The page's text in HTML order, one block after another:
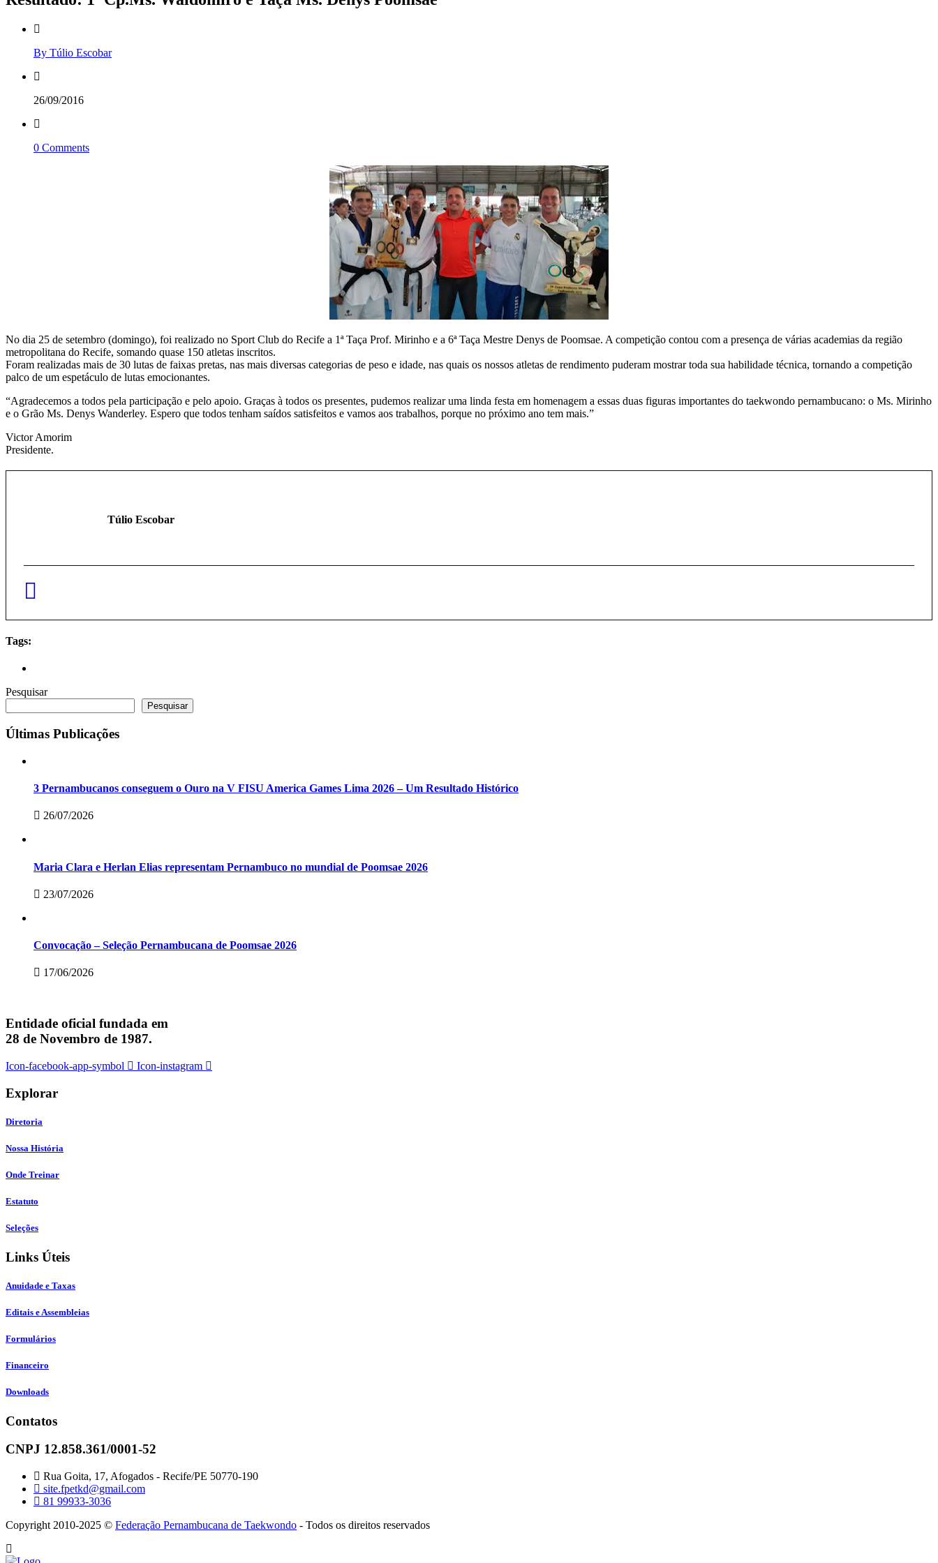
By Túlio Escobar
26/09/2016
0 Comments
No dia 25 de setembro (domingo), foi realizado no Sport Club do Recife a 1ª Taça Prof. Mirinho e a 6ª Taça Mestre Denys de Poomsae. A competição contou com a presença de várias academias da região
metropolitana do Recife, somando quase 150 atletas inscritos.
Foram realizadas mais de 30 lutas de faixas pretas, nas mais diversas categorias de peso e idade, nas quais os nossos atletas de rendimento puderam mostrar toda sua habilidade técnica, tornando a competição
palco de um espetáculo de lutas emocionantes.
“Agradecemos a todos pela participação e pelo apoio. Graças à todos os presentes, pudemos realizar uma linda festa em homenagem a essas duas figuras importantes do taekwondo pernambucano: o Ms. Mirinho
e o Grão Ms. Denys Wanderley. Espero que todos tenham saídos satisfeitos e vamos aos trabalhos, porque no próximo ano tem mais.”
Victor Amorim
Presidente.
Túlio Escobar
Tags:
Pesquisar
Pesquisar
Últimas Publicações
3 Pernambucanos conseguem o Ouro na V FISU America Games Lima 2026 – Um Resultado Histórico
26/07/2026
Maria Clara e Herlan Elias representam Pernambuco no mundial de Poomsae 2026
23/07/2026
Convocação – Seleção Pernambucana de Poomsae 2026
17/06/2026
Entidade oficial fundada em
28 de Novembro de 1987.
Icon-facebook-app-symbol Icon-instagram
Explorar
Diretoria
Nossa História
Onde Treinar
Estatuto
Seleções
Links Úteis
Anuidade e Taxas
Editais e Assembleias
Formulários
Financeiro
Downloads
Contatos
CNPJ 12.858.361/0001-52
Rua Goita, 17, Afogados - Recife/PE 50770-190
site.fpetkd@gmail.com
81 99933-3036
Copyright 2010-2025 © Federação Pernambucana de Taekwondo - Todos os direitos reservados